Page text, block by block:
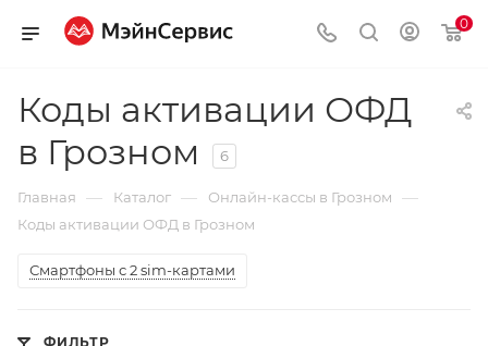
0
Коды активации ОФД
в Грозном
6
Главная — Каталог — Онлайн-кассы в Грозном —
Коды активации ОФД в Грозном
Смартфоны с 2 sim-картами
ФИЛЬТР